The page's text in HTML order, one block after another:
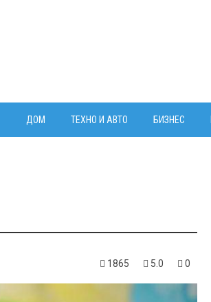
ДОМ ТЕХНО И АВТО БИЗНЕС
1865 5.0 0